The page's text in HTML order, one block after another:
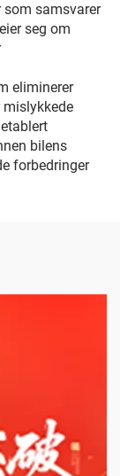
som samsvarer
seg om
eliminerer
bilens
forbedringer